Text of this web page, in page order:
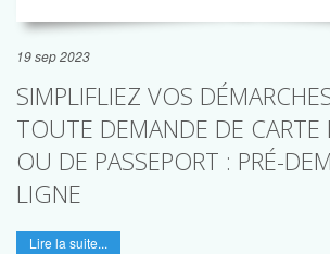
19 sep 2023
SIMPLIFLIEZ VOS
TOUTE DEMANDE DE CARTE
OU DE PASSEPORT : PRÉ-
LIGNE
Lire la suite...